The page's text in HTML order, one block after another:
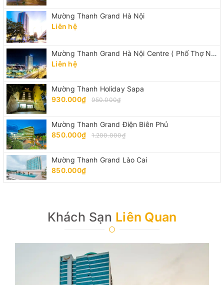
Mường Thanh Grand Hà Nội
Liên hệ
Mường Thanh Grand Hà Nội Centre ( Phố Thợ Nhuộm)
Liên hệ
Mường Thanh Holiday Sapa
930.000₫
950.000₫
Mường Thanh Grand Điện Biên Phủ
850.000₫
1.200.000₫
Mường Thanh Grand Lào Cai
850.000₫
Khách Sạn Liên Quan